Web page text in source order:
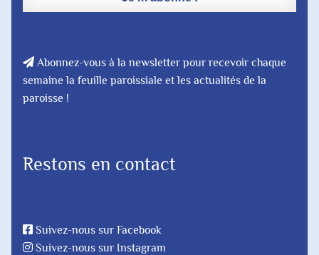
Abonnez-vous à la newsletter pour recevoir chaque
semaine la feuille paroissiale et les actualités de la
paroisse !
Restons en contact
Suivez-nous sur Facebook
Suivez-nous sur Instagram